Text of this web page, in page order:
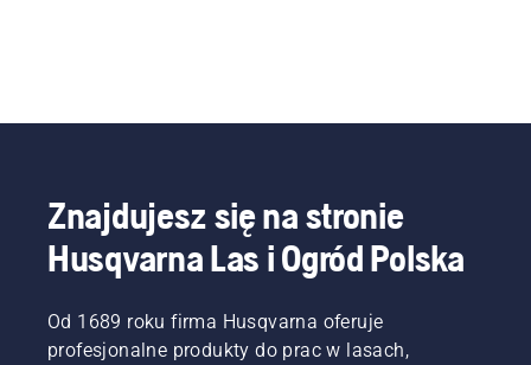
Znajdujesz się na stronie
Husqvarna Las i Ogród Polska
Od 1689 roku firma Husqvarna oferuje
profesjonalne produkty do prac w lasach,